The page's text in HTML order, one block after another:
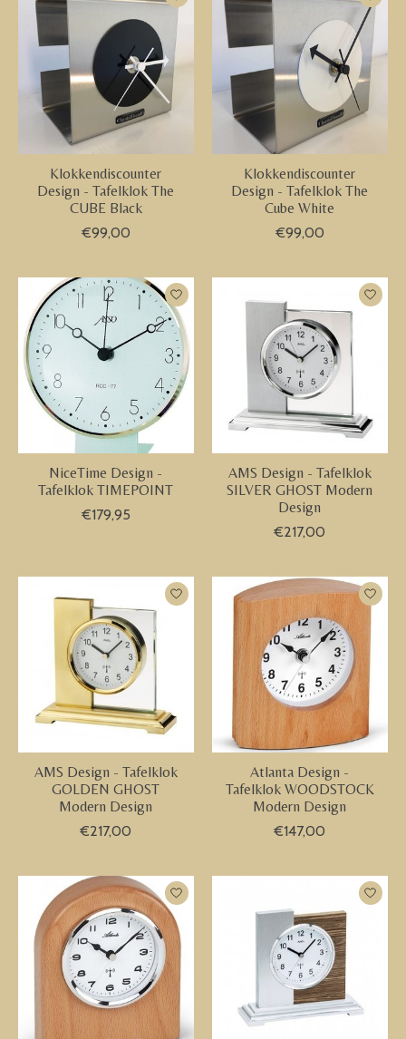
Klokkendiscounter
Design - Tafelklok The
CUBE Black
€99,00
Klokkendiscounter
Design - Tafelklok The
Cube White
€99,00
NiceTime Design -
Tafelklok TIMEPOINT
€179,95
AMS Design - Tafelklok
SILVER GHOST Modern
Design
€217,00
AMS Design - Tafelklok
GOLDEN GHOST
Modern Design
€217,00
Atlanta Design -
Tafelklok WOODSTOCK
Modern Design
€147,00